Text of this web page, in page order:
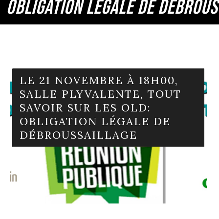
OBLIGATION LÉGALE DE
LE 21 NOVEMBRE À 18H00,
SALLE PLYVALENTE, TOUT
SAVOIR SUR LES OLD:
OBLIGATION LÉGALE DE
DÉBROUSSAILLAGE